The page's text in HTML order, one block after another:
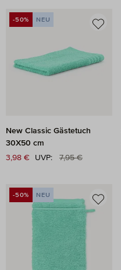
RABATT
-50% NEU
New Classic Gästetuch
30X50 cm
Verkaufspreis:
3,98 € UVP: Regulärer Preis:
7,95 €
RABATT
-50% NEU